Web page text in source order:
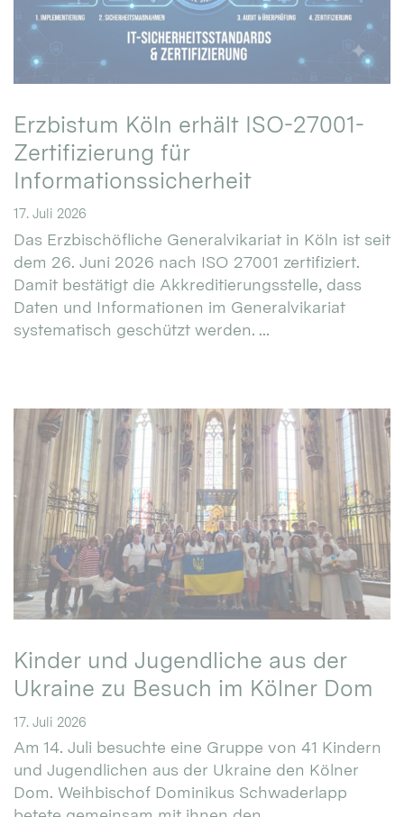
Erzbistum Köln erhält ISO-27001-
Zertifizierung für
Informationssicherheit
17. Juli 2026
Das Erzbischöfliche Generalvikariat in Köln ist seit
dem 26. Juni 2026 nach ISO 27001 zertifiziert.
Damit bestätigt die Akkreditierungsstelle, dass
Daten und Informationen im Generalvikariat
systematisch geschützt werden. ...
Kinder und Jugendliche aus der
Ukraine zu Besuch im Kölner Dom
17. Juli 2026
Am 14. Juli besuchte eine Gruppe von 41 Kindern
und Jugendlichen aus der Ukraine den Kölner
Dom. Weihbischof Dominikus Schwaderlapp